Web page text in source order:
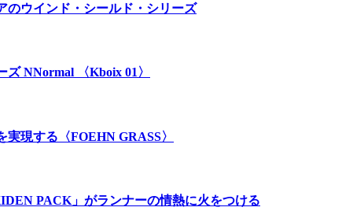
ウインド・シールド・シリーズ
NNormal 〈Kboix 01〉
現する〈FOEHN GRASS〉
PACK」がランナーの情熱に火をつける